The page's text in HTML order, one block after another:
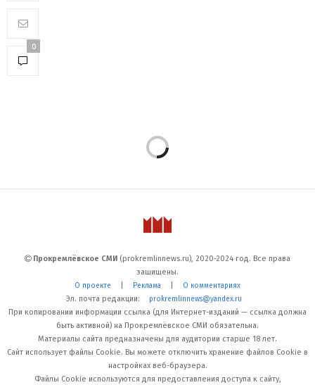
0
Прокремлёвское СМИ (prokremlinnews.ru), 2020-2024 год. Все права
защищены.
О проекте Реклама О комментариях
Эл. почта редакции: prokremlinnews@yandex.ru
При копировании информации ссылка (для Интернет-изданий — ссылка должна
быть активной) на Прокремлёвское СМИ обязательна.
Материалы сайта предназначены для аудитории старше 18 лет.
Сайт использует файлы Cookie. Вы можете отключить хранение файлов Cookie в
настройках веб-браузера.
Файлы Cookie используются для предоставления доступа к сайту,